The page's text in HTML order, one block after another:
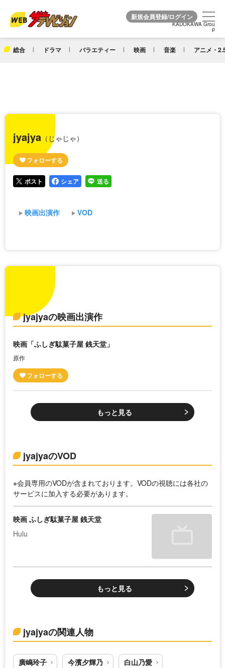
KADOKAWA Grou
p
総合 ドラマ バラエティー 映画 音楽 アニメ・
KADOKAWA Grou
p
jyajya （じゃじゃ）
ポスト シェア 送る
映画出演作 VOD
jyajyaの映画出演作
映画「ふしぎ駄菓子屋 銭天堂」
原作
もっと見る
jyajyaのVOD
※会員専用のVODが含まれております。VODの視聴には各社の
サービスに加入する必要があります。
映画 ふしぎ駄菓子屋 銭天堂
Hulu
もっと見る
jyajyaの関連人物
廣嶋玲子 今濱夕輝乃 白山乃愛